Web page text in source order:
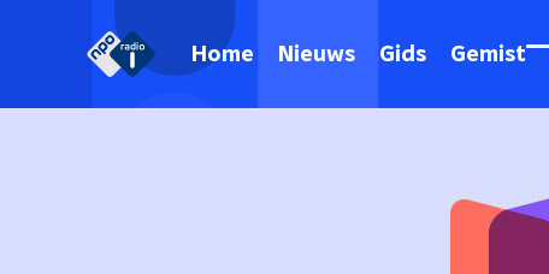
Home Nieuws Gids Gemist